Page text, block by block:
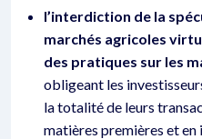
l’interdiction de la
marchés agricoles
des pratiques sur les
obligeant les
la totalité de leurs
matières premières et en